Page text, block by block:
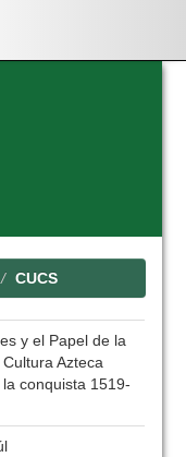
CUCS
y el Papel de la
Azteca
conquista 1519-